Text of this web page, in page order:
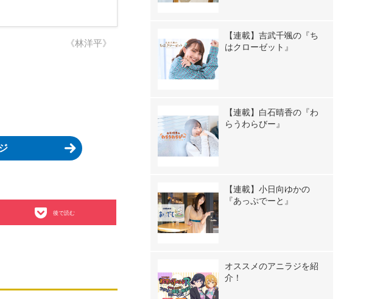
《林洋平》
後で読む
【連載】吉武千颯の『ち
はクローゼット』
【連載】白石晴香の『わ
らうわらびー』
【連載】小日向ゆかの
『あっぷでーと』
オススメのアニラジを紹
介！